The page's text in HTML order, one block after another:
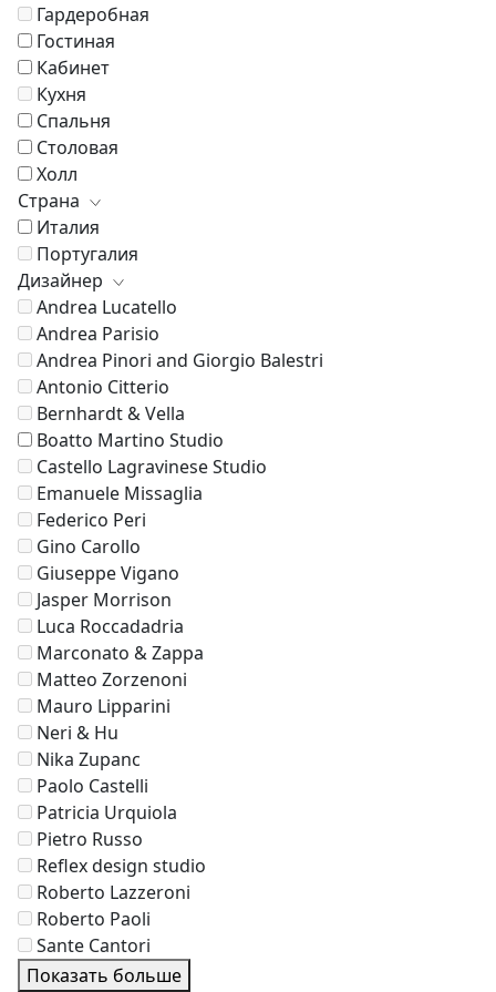
Гардеробная
Гостиная
Кабинет
Кухня
Спальня
Столовая
Холл
Страна
Италия
Португалия
Дизайнер
Andrea Lucatello
Andrea Parisio
Andrea Pinori and Giorgio Balestri
Antonio Citterio
Bernhardt & Vella
Boatto Martino Studio
Castello Lagravinese Studio
Emanuele Missaglia
Federico Peri
Gino Carollo
Giuseppe Vigano
Jasper Morrison
Luca Roccadadria
Marconato & Zappa
Matteo Zorzenoni
Mauro Lipparini
Neri & Hu
Nika Zupanc
Paolo Castelli
Patricia Urquiola
Pietro Russo
Reflex design studio
Roberto Lazzeroni
Roberto Paoli
Sante Cantori
Показать больше